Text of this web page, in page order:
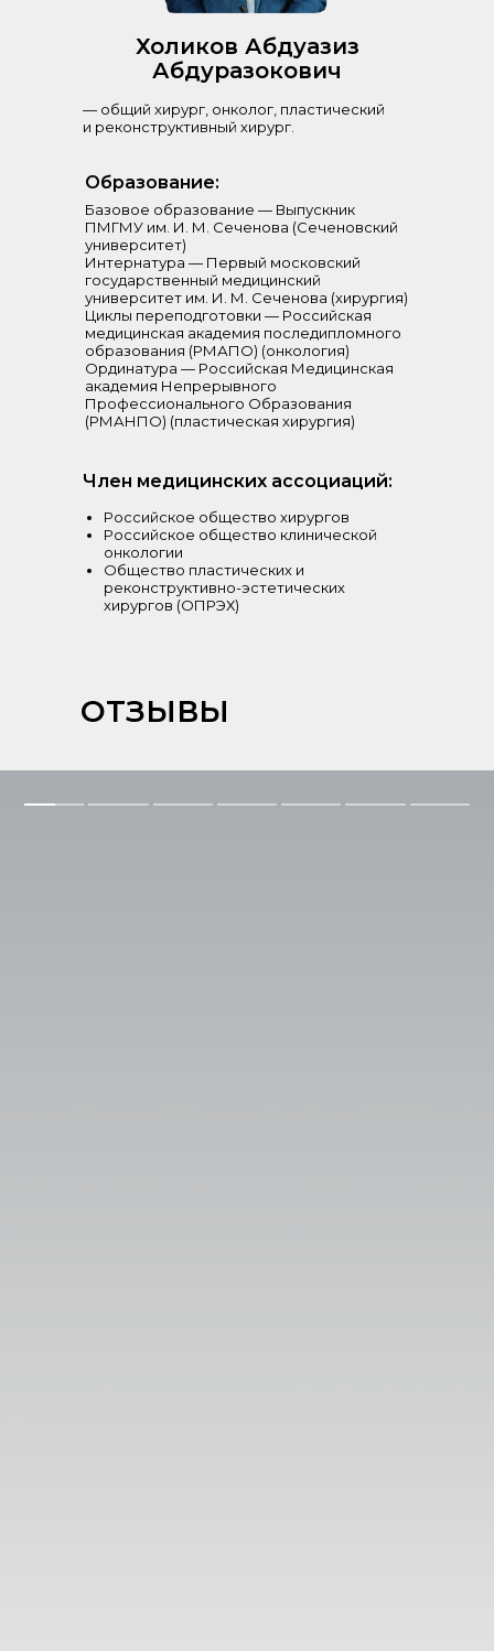
— общий хирург, онколог, пластический
и реконструктивный хирург.
Базовое образование — Выпускник
ПМГМУ им. И. М. Сеченова (Сеченовский
университет)
Интернатура — Первый московский
государственный медицинский
университет им. И. М. Сеченова (хирургия)
Циклы переподготовки — Российская
медицинская академия последипломного
образования (РМАПО) (онкология)
Ординатура — Российская Медицинская
академия Непрерывного
Профессионального Образования
(РМАНПО) (пластическая хирургия)
Образование:
Российское общество хирургов
Российское общество клинической
онкологии
Общество пластических и
реконструктивно-эстетических
хирургов (ОПРЭХ)
Член медицинских ассоциаций:
Холиков Абдуазиз
Абдуразокович
ОТЗЫВЫ